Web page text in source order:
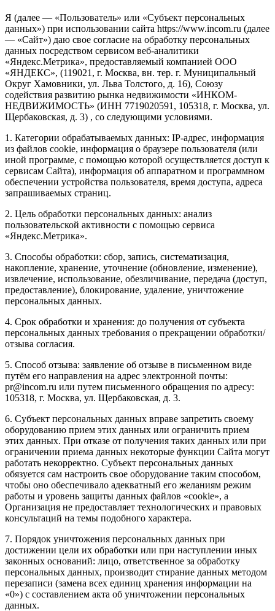
Я (далее — «Пользователь» или «Субъект персональных
данных») при использовании сайта https://www.incom.ru (далее
— «Сайт») даю свое согласие на обработку персональных
данных посредством сервисом веб-аналитики
«Яндекс.Метрика», предоставляемый компанией ООО
«ЯНДЕКС», (119021, г. Москва, вн. тер. г. Муниципальный
Округ Хамовники, ул. Льва Толстого, д. 16), Союзу
содействия развитию рынка недвижимости «ИНКОМ-
НЕДВИЖИМОСТЬ» (ИНН 7719020591, 105318, г. Москва, ул.
Щербаковская, д. 3) , со следующими условиями.
1. Категории обрабатываемых данных: IP-адрес, информация
из файлов cookie, информация о браузере пользователя (или
иной программе, с помощью которой осуществляется доступ к
сервисам Сайта), информация об аппаратном и программном
обеспечении устройства пользователя, время доступа, адреса
запрашиваемых страниц.
2. Цель обработки персональных данных: анализ
пользовательской активности с помощью сервиса
«Яндекс.Метрика».
3. Способы обработки: сбор, запись, систематизация,
накопление, хранение, уточнение (обновление, изменение),
извлечение, использование, обезличивание, передача (доступ,
предоставление), блокирование, удаление, уничтожение
персональных данных.
4. Срок обработки и хранения: до получения от субъекта
персональных данных требования о прекращении обработки/
отзыва согласия.
5. Способ отзыва: заявление об отзыве в письменном виде
путём его направления на адрес электронной почты:
pr@incom.ru или путем письменного обращения по адресу:
105318, г. Москва, ул. Щербаковская, д. 3.
6. Субъект персональных данных вправе запретить своему
оборудованию прием этих данных или ограничить прием
этих данных. При отказе от получения таких данных или при
ограничении приема данных некоторые функции Сайта могут
работать некорректно. Субъект персональных данных
обязуется сам настроить свое оборудование таким способом,
чтобы оно обеспечивало адекватный его желаниям режим
работы и уровень защиты данных файлов «cookie», а
Организация не предоставляет технологических и правовых
консультаций на темы подобного характера.
7. Порядок уничтожения персональных данных при
достижении цели их обработки или при наступлении иных
законных оснований: лицо, ответственное за обработку
персональных данных, производит стирание данных методом
перезаписи (замена всех единиц хранения информации на
«0») с составлением акта об уничтожении персональных
данных.